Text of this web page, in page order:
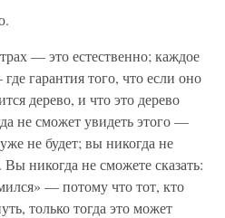
— это естественно; каждое
гарантия того, что если оно
дерево, и что это дерево
не сможет увидеть этого —
не будет; вы никогда не
никогда не сможете сказать:
— потому что тот, кто
только тогда это может